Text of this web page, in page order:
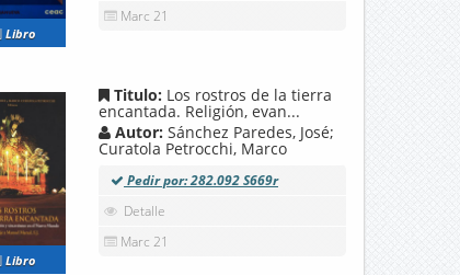
Libro
Marc 21
Libro
Titulo: Los rostros de la tierra
encantada. Religión, evan...
Autor: Sánchez Paredes, José;
Curatola Petrocchi, Marco
Pedir por: 282.092 S669r
Detalle
Marc 21